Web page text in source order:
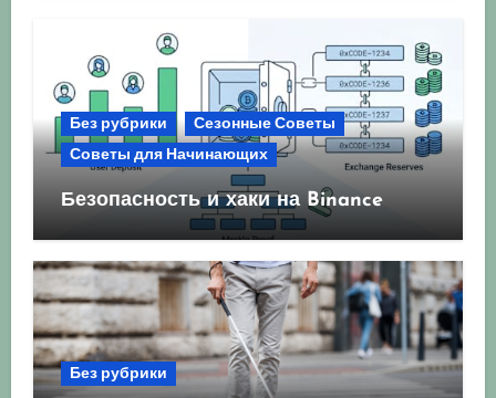
Без рубрики
Сезонные Советы
Советы для Начинающих
Безопасность и хаки на Binance
Без рубрики